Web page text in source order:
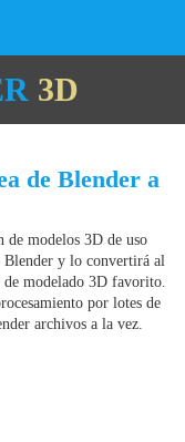
3D
de Blender a
de modelos 3D de uso
Blender y lo convertirá al
modelado 3D favorito.
por lotes de
archivos a la vez.